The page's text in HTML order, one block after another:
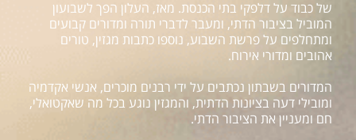
של כבוד על דלפקי בתי הכנסת. מאז, העלון הפך לשבועון
המוביל בציבור הדתי, ומעבר לדברי תורה ומדורים קבועים
ומתחלפים על פרשת השבוע, נוספו כתבות מגזין, טורים
אהובים ומדורי אירוח.
המדורים בשבתון נכתבים על ידי רבנים מוכרים, אנשי אקדמיה
ומובילי דעה בציונות הדתית, והמגזין נוגע בכל מה שאקטואלי,
חם ומעניין את הציבור הדתי.